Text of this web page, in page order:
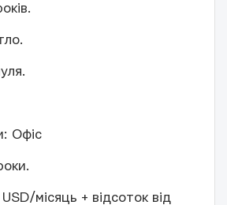
Офіс
місяць + відсоток від